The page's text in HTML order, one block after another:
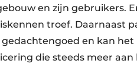
en zijn gebruikers.
troef. Daarnaast
en kan
die steeds meer